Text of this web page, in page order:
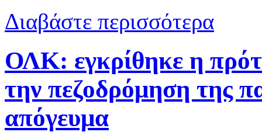
Διαβάστε περισσότερα
ΟΛΚ: εγκρίθηκε η
την πεζοδρόμηση της
απόγευμα